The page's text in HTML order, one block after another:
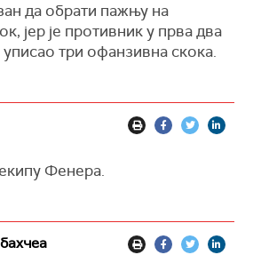
да обрати пажњу на
јер је противник у прва два
три офанзивна скока.
Фенера.